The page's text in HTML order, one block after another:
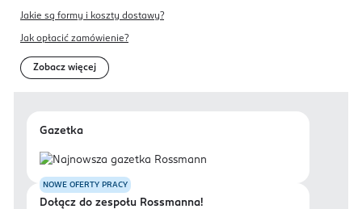
Jakie są formy i koszty dostawy?
Jak opłacić zamówienie?
Zobacz więcej
Gazetka
NOWE OFERTY PRACY
Dołącz do zespołu Rossmanna!